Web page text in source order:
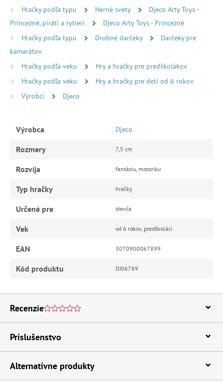
Hračky podľa typu Herné svety
Djeco Arty Toys -
Princezné, piráti a rytieri
Djeco Arty Toys - Princezné
Hračky podľa typu
Drobné darčeky
Darčeky pre
kamarátov
Hračky podľa veku
Hry a hračky pre predškolákov
Hračky podľa veku
Hry a hračky pre deti od 6 rokov
Výrobci
Djeco
Výrobca Djeco
Rozmery 7,5 cm
Rozvíja fantáziu, motoriku
Typ hračky hračky
Určené pre dievča
Vek od 6 rokov, predškoláci
EAN 3070900067899
Kód produktu DJ06789
Recenzie
Príslušenstvo
Alternatívne produkty